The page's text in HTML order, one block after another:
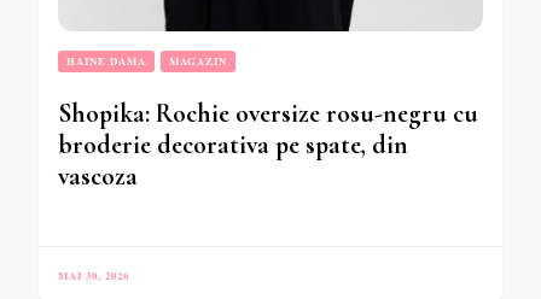
HAINE DAMA MAGAZIN
Shopika: Rochie oversize rosu-negru cu
broderie decorativa pe spate, din
vascoza
MAI 30, 2026